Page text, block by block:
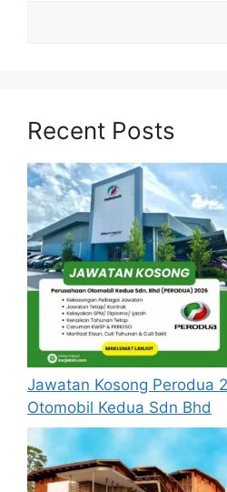
Recent Posts
Jawatan Kosong Perodua
Otomobil Kedua Sdn Bhd